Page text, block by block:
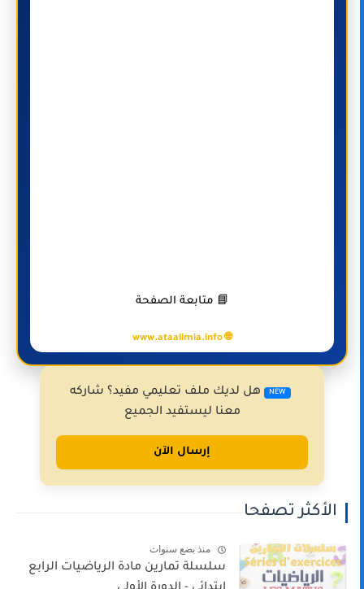
📘 متابعة الصفحة
🌐 www.ataalimia.info
NEW هل لديك ملف تعليمي مفيد؟ شاركه
معنا ليستفيد الجميع
إرسال الآن
الأكثر تصفحا
منذ بضع سنوات
سلسلة تمارين مادة الرياضيات الرابع